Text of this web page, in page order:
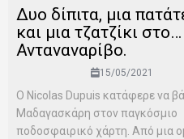
Δυο δίπιτα, μια
και μια τζατζίκι στο…
Ανταναναρίβο.
15/05/2021
Ο Nicolas Dupuis κατάφερε να
Μαδαγασκάρη στον παγκόσμιο
ποδοσφαιρικό χάρτη. Από μια